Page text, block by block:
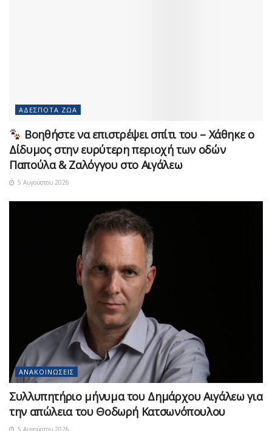
ΑΔΈΣΠΟΤΑ ΖΏΑ
Βοηθήστε να επιστρέψει σπίτι του – Χάθηκε ο
Δίδυμος στην ευρύτερη περιοχή των οδών
Παπούλα & Ζαλόγγου στο Αιγάλεω
5 Αυγούστου 2026
ΑΝΑΚΟΙΝΏΣΕΙΣ
Συλλυπητήριο μήνυμα του Δημάρχου Αιγάλεω για
την απώλεια του Θοδωρή Κατσωνόπουλου
5 Αυγούστου 2026